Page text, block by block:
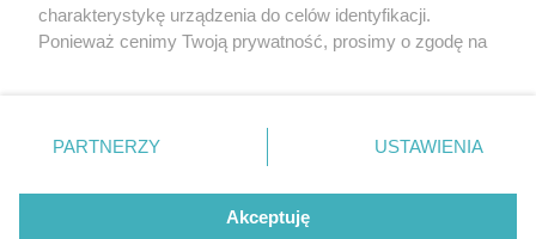
Aktualności
Tcz24
Historia miasta
Muzyka i kultura
Archiwum wydarzeń
Zdjęcia miasta
charakterystykę urządzenia do celów identyfikacji.
Ponieważ cenimy Twoją prywatność, prosimy o zgodę na
znajdujący się w lewym dolnym rogu strony
. Niektóre
przetwarzaniu. Preferencje będą miały zastosowania tylko
PARTNERZY USTAWIENIA
Akceptuję